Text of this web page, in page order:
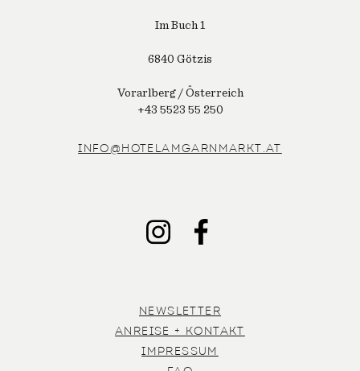
INSTAGRAM
Im Buch 1
6840 Götzis
Vorarlberg / Österreich
+43 5523 55 250
INFO@HOTELAMGARNMARKT.AT
NEWSLETTER
ANREISE + KONTAKT
IMPRESSUM